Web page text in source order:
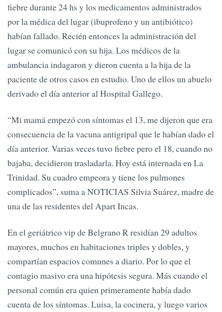
fiebre durante 24 hs y los medicamentos administrados
por la médica del lugar (ibuprofeno y un antibiótico)
habían fallado. Recién entonces la administración del
lugar se comunicó con su hija. Los médicos de la
ambulancia indagaron y dieron cuenta a la hija de la
paciente de otros casos en estudio. Uno de ellos un abuelo
derivado el día anterior al Hospital Gallego.
“Mi mamá empezó con síntomas el 13, me dijeron que era
consecuencia de la vacuna antigripal que le habían dado el
día anterior. Varias veces tuvo fiebre pero el 18, cuando no
bajaba, decidieron trasladarla. Hoy está internada en La
Trinidad. Su cuadro empeora y tiene los pulmones
complicados”, suma a NOTICIAS Silvia Suárez, madre de
una de las residentes del Apart Incas.
En el geriátrico vip de Belgrano R residían 29 adultos
mayores, muchos en habitaciones triples y dobles, y
compartían espacios comunes a diario. Por lo que el
contagio masivo era una hipótesis segura. Más cuando el
personal común era quien primeramente había dado
cuenta de los síntomas. Luisa, la cocinera, y luego varios